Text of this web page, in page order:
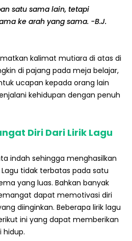
satu sama lain, tetapi
ke arah yang sama. -B.J.
kalimat mutiara di atas di
di pajang pada meja belajar,
ucapan kepada orang lain
kehidupan dengan penuh
Diri Dari Lirik Lagu
indah sehingga menghasilkan
tidak terbatas pada satu
yang luas. Bahkan banyak
dapat memotivasi diri
diinginkan. Beberapa lirik lagu
ini yang dapat memberikan
hidup.